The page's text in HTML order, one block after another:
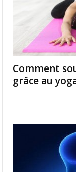
Comment
grâce au